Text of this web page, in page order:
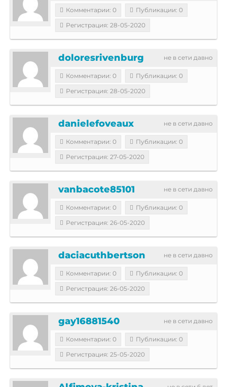
Комментарии: 0
Публикации: 0
Регистрация: 28-05-2020
не в сети давно
doloresrivenburg
Комментарии: 0
Публикации: 0
Регистрация: 28-05-2020
не в сети давно
danielefoveaux
Комментарии: 0
Публикации: 0
Регистрация: 27-05-2020
не в сети давно
vanbacote85101
Комментарии: 0
Публикации: 0
Регистрация: 26-05-2020
не в сети давно
daciacuthbertson
Комментарии: 0
Публикации: 0
Регистрация: 26-05-2020
не в сети давно
gay16881540
Комментарии: 0
Публикации: 0
Регистрация: 25-05-2020